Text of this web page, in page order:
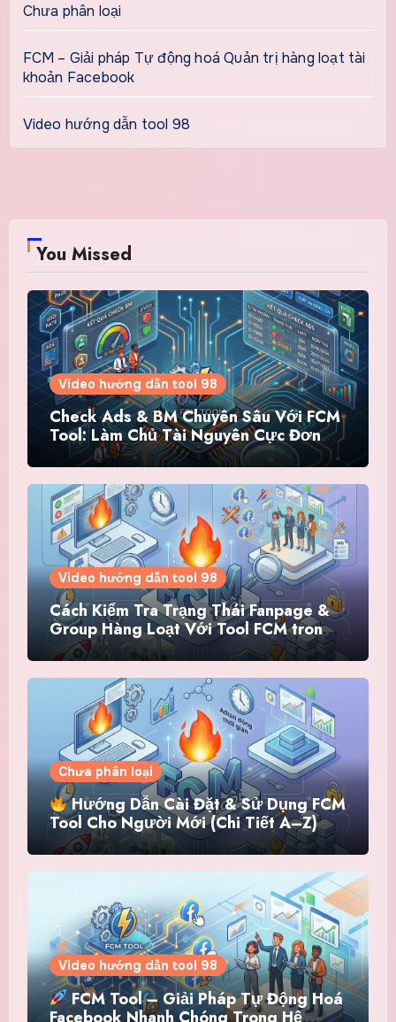
Chưa phân loại
FCM – Giải pháp Tự động hoá Quản trị hàng loạt tài
khoản Facebook
Video hướng dẫn tool 98
You Missed
Video hướng dẫn tool 98
Check Ads & BM Chuyên Sâu Với FCM
Tool: Làm Chủ Tài Nguyên Cực Đơn
Giản
Video hướng dẫn tool 98
Cách Kiểm Tra Trạng Thái Fanpage &
Group Hàng Loạt Với Tool FCM trong
hệ thống Tool 98
Chưa phân loại
Hướng Dẫn Cài Đặt & Sử Dụng FCM
Tool Cho Người Mới (Chi Tiết A–Z)
Video hướng dẫn tool 98
FCM Tool – Giải Pháp Tự Động Hoá
Facebook Nhanh Chóng Trong Hệ